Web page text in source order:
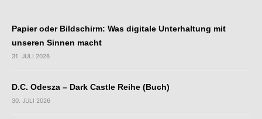
Papier oder Bildschirm: Was digitale Unterhaltung mit
unseren Sinnen macht
31. JULI 2026
D.C. Odesza – Dark Castle Reihe (Buch)
30. JULI 2026